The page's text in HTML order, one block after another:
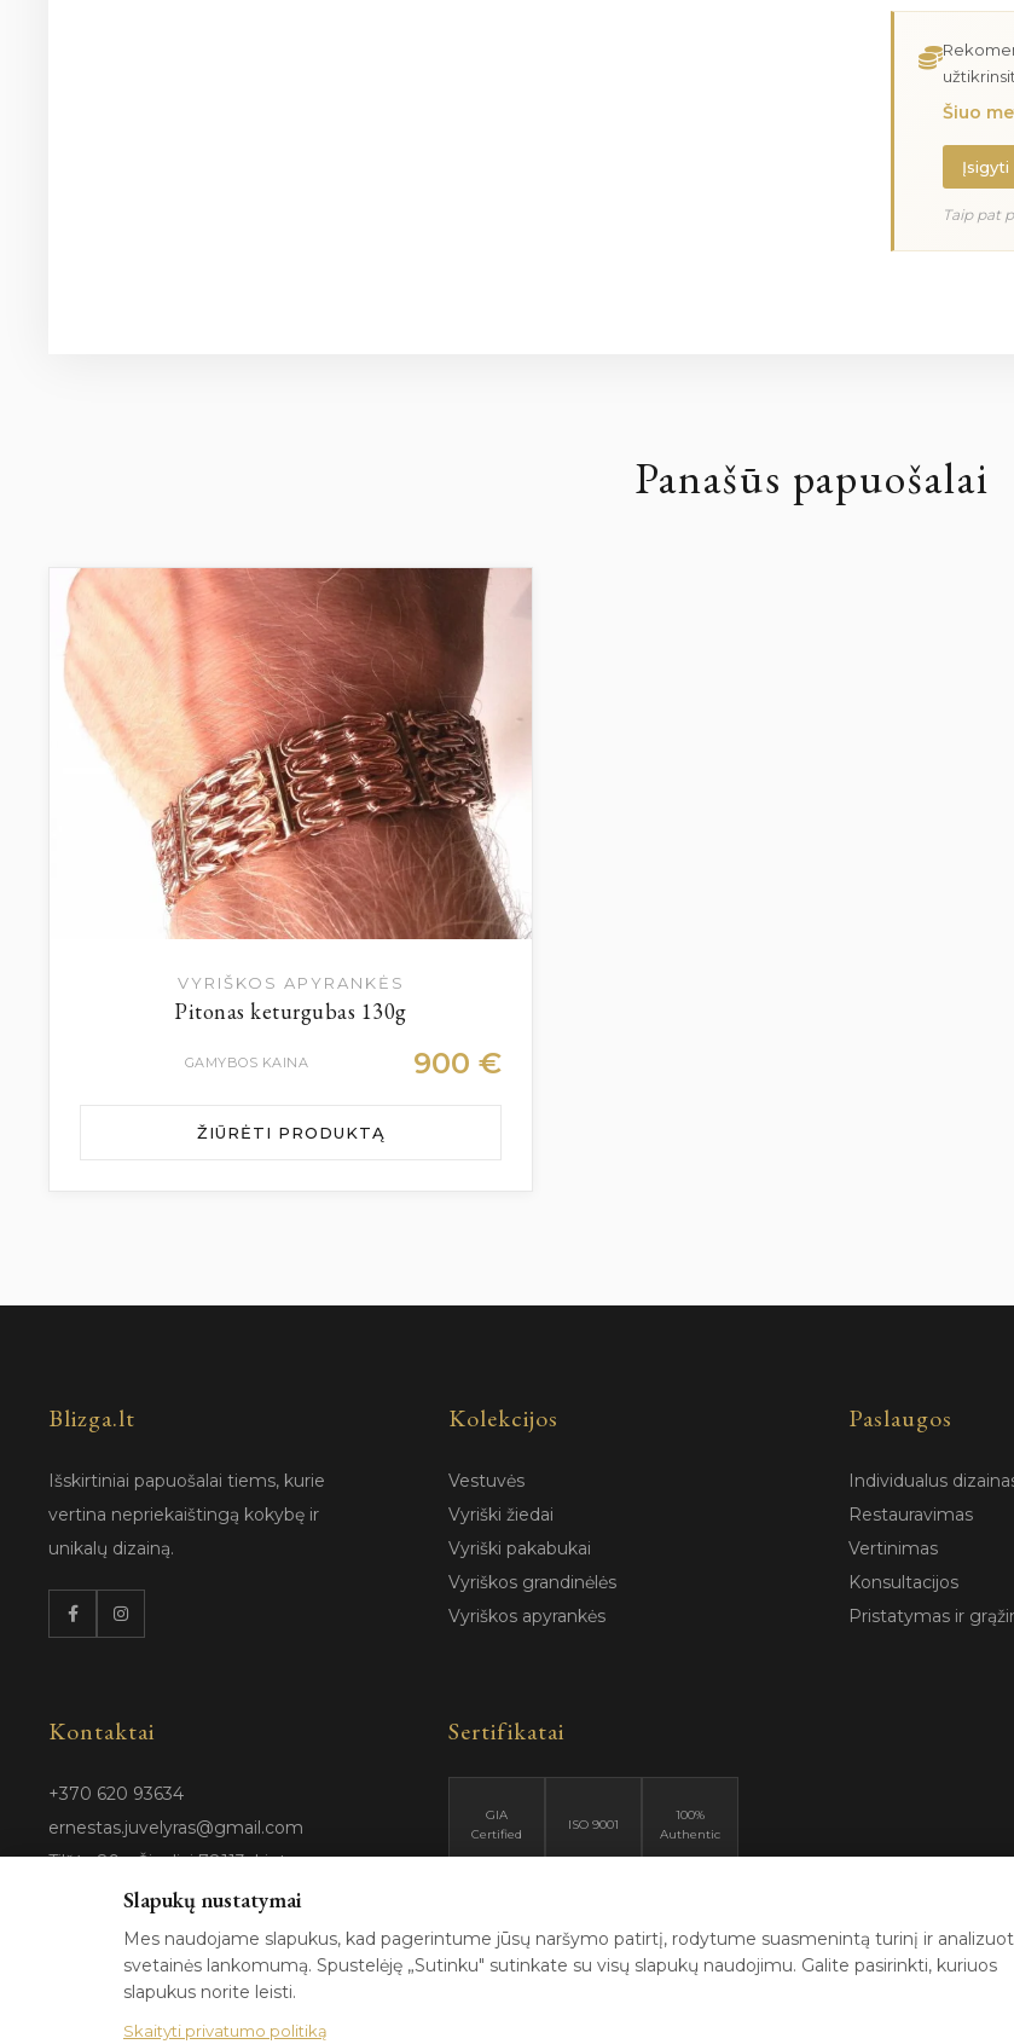
Šiuo
Įsigyti
Taip pat
Panašūs papuošalai
VYRIŠKOS APYRANKĖS
Pitonas keturgubas 130g
GAMYBOS KAINA 900€
ŽIŪRĖTI PRODUKTĄ
Blizga.lt
Išskirtiniai papuošalai tiems, kurie
vertina nepriekaištingą kokybę ir
unikalų dizainą.
Kolekcijos
Vestuvės
Vyriški žiedai
Vyriški pakabukai
Vyriškos grandinėlės
Vyriškos apyrankės
Paslaugos
Individualus
Restauravimas
Vertinimas
Konsultacijos
Pristatymas ir
Kontaktai
+370 620 93634
ernestas.juvelyras@gmail.com
Tilžės 89a, Šiauliai 78113, Lietuva
Sertifikatai
GIA
Certified
ISO 9001
100%
Authentic
Slapukų nustatymai
Mes naudojame slapukus, kad pagerintume jūsų naršymo patirtį, rodytume suasmenintą turinį ir
svetainės lankomumą. Spustelėję „Sutinku" sutinkate su visų slapukų naudojimu. Galite pasirinkti, kuriuos
slapukus norite leisti.
Skaityti privatumo politiką